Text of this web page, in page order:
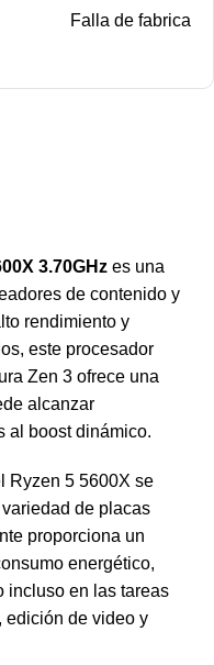
Falla de fabrica
3.70GHz es una
de contenido y
rendimiento y
este procesador
Zen 3 ofrece una
alcanzar
al boost dinámico.
Ryzen 5 5600X se
de placas
proporciona un
energético,
incluso en las tareas
edición de video y